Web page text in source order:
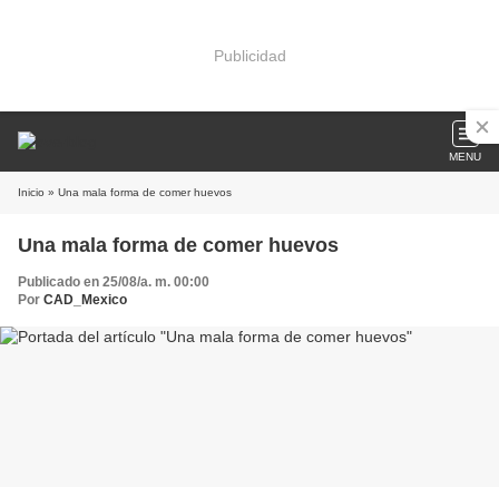
Publicidad
MENU
Inicio » Una mala forma de comer huevos
Una mala forma de comer huevos
Publicado en 25/08/a. m. 00:00
Por CAD_Mexico